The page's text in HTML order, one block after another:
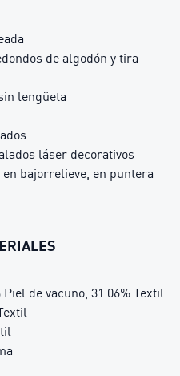
de algodón y tira
lengüeta
láser decorativos
en bajorrelieve, en puntera
de vacuno, 31.06% Textil